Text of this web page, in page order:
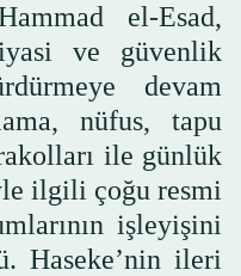
el-Esad,
ve güvenlik
devam
nüfus, tapu
ile günlük
ilgili çoğu resmi
işleyişini
Haseke’nin ileri